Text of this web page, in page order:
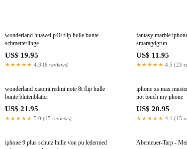
wonderland huawei p40 flip hulle bunte
schmetterlinge
US$ 19.95
★★★★★ 4.3 (6 reviews)
fantasy marble
smaragdgrun
US$ 11.95
★★★★★ 4.5 (23
wonderland xiaomi redmi note 8t flip hulle
bunte blutenblatter
US$ 21.95
★★★★★ 5.0 (15 reviews)
iphone xs max
not touch my phone
US$ 20.95
★★★★★ 4.1 (15
iphone 9 plus schutz hulle von pu ledermed
Abenteuer-Tarp -